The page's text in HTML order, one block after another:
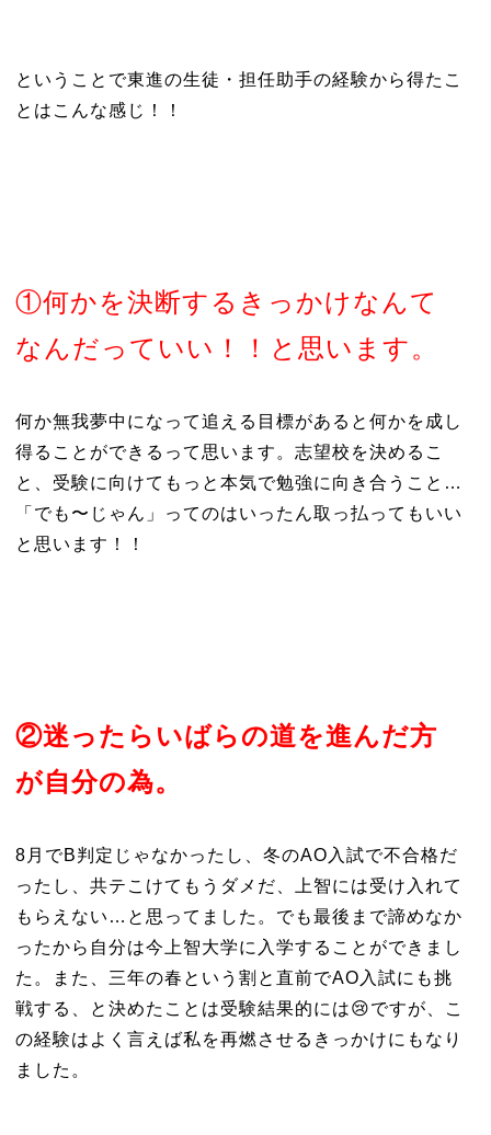
ということで東進の生徒・担任助手の経験から得たこ
とはこんな感じ！！
①何かを決断するきっかけなんて
なんだっていい！！と思います。
何か無我夢中になって追える目標があると何かを成し
得ることができるって思います。志望校を決めるこ
と、受験に向けてもっと本気で勉強に向き合うこと…
「でも〜じゃん」ってのはいったん取っ払ってもいい
と思います！！
②迷ったらいばらの道を進んだ方
が自分の為。
8月でB判定じゃなかったし、冬のAO入試で不合格だ
ったし、共テこけてもうダメだ、上智には受け入れて
もらえない…と思ってました。でも最後まで諦めなか
ったから自分は今上智大学に入学することができまし
た。また、三年の春という割と直前でAO入試にも挑
戦する、と決めたことは受験結果的には😢ですが、こ
の経験はよく言えば私を再燃させるきっかけにもなり
ました。